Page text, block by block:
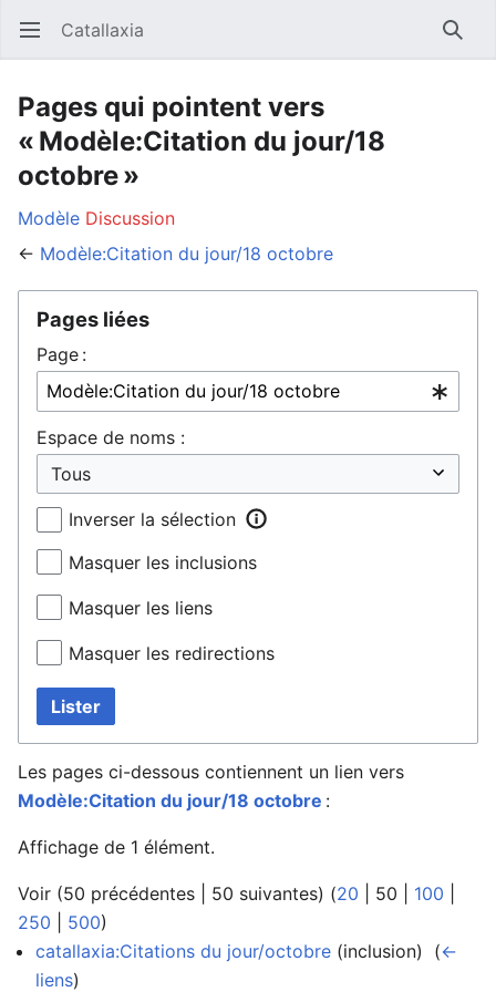
Ouvrir le menu principal Catallaxia
Pages qui pointent vers
« Modèle:Citation du jour/18
octobre »
Modèle Discussion
← Modèle:Citation du jour/18 octobre
Pages liées
Page :
Espace de noms :
Inverser la sélection
Masquer les inclusions
Masquer les liens
Masquer les redirections
Lister
Les pages ci-dessous contiennent un lien vers
Modèle:Citation du jour/18 octobre :
Affichage de 1 élément.
Voir (50 précédentes 50 suivantes) (20 50 100
250
500)
catallaxia:Citations du jour/octobre (inclusion) ‎ (←
liens)